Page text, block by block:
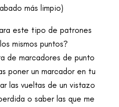
más limpio)
este tipo de patrones
mismos puntos?
de marcadores de punto
poner un marcador en tu
las vueltas de un vistazo
o saber las que me